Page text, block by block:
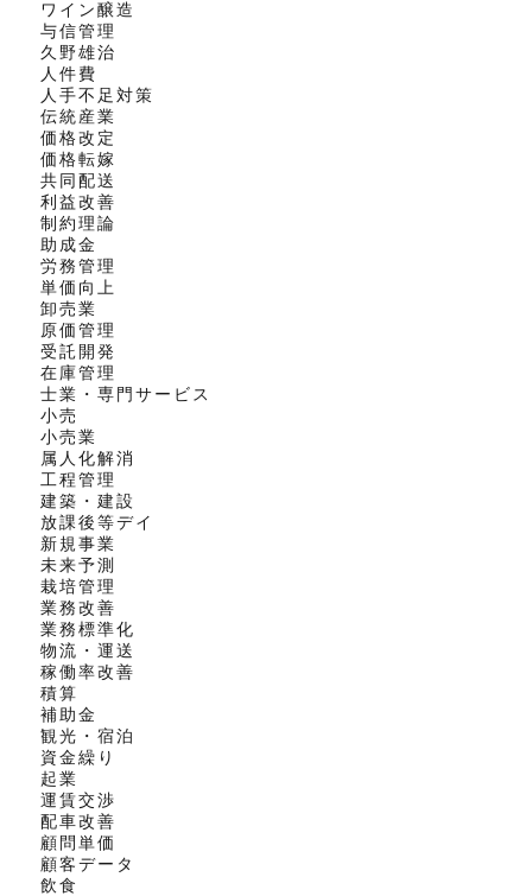
ワイン醸造
与信管理
久野雄治
人件費
人手不足対策
伝統産業
価格改定
価格転嫁
共同配送
利益改善
制約理論
助成金
労務管理
単価向上
卸売業
原価管理
受託開発
在庫管理
士業・専門サービス
小売
小売業
属人化解消
工程管理
建築・建設
放課後等デイ
新規事業
未来予測
栽培管理
業務改善
業務標準化
物流・運送
稼働率改善
積算
補助金
観光・宿泊
資金繰り
起業
運賃交渉
配車改善
顧問単価
顧客データ
飲食